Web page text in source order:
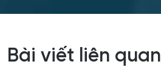
Bài viết liên quan